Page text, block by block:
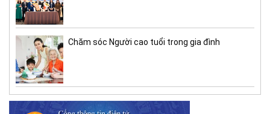
Chăm sóc Người cao tuổi trong gia đình